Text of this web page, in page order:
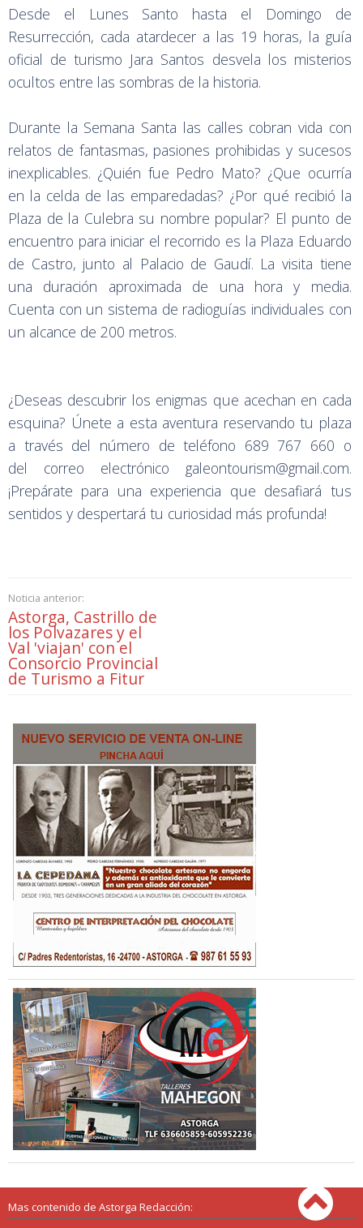
Desde el Lunes Santo hasta el Domingo de
Resurrección, cada atardecer a las 19 horas, la guía
oficial de turismo Jara Santos desvela los misterios
ocultos entre las sombras de la historia.
Durante la Semana Santa las calles cobran vida con
relatos de fantasmas, pasiones prohibidas y sucesos
inexplicables. ¿Quién fue Pedro Mato? ¿Que ocurría
en la celda de las emparedadas? ¿Por qué recibió la
Plaza de la Culebra su nombre popular? El punto de
encuentro para iniciar el recorrido es la Plaza Eduardo
de Castro, junto al Palacio de Gaudí. La visita tiene
una duración aproximada de una hora y media.
Cuenta con un sistema de radioguías individuales con
un alcance de 200 metros.
¿Deseas descubrir los enigmas que acechan en cada
esquina? Únete a esta aventura reservando tu plaza
a través del número de teléfono 689 767 660 o
del correo electrónico galeontourism@gmail.com.
¡Prepárate para una experiencia que desafiará tus
sentidos y despertará tu curiosidad más profunda!
Noticia anterior:
Astorga, Castrillo de
los Polvazares y el
Val 'viajan' con el
Consorcio Provincial
de Turismo a Fitur
Mas contenido de Astorga Redacción: